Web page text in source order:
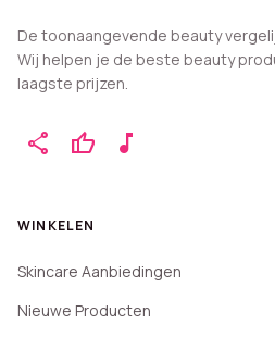
De toonaangevende beauty
Wij helpen je de beste beauty
laagste prijzen.
share thumb_up music_note
WINKELEN
Skincare Aanbiedingen
Nieuwe Producten